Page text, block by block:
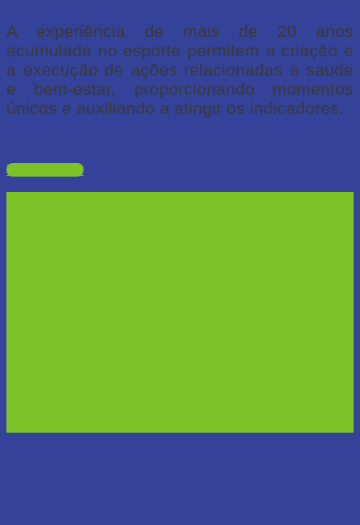
A experiência de mais de 20 anos
acumulada no esporte permitem a criação e
a execução de ações relacionadas a saúde
e bem-estar, proporcionando momentos
únicos e auxiliando a atingir os indicadores.
Fale conosco